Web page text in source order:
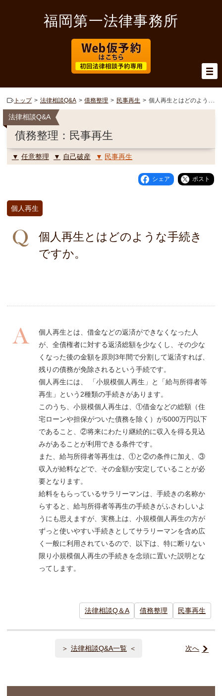
福岡第一法律事務所
トップ 法律相談Q&A 債務整理 民事再生 個人再生とはどのような手続きですか。
法律相談Q&A
債務整理：民事再生
任意整理 自己破産 民事再生
シェア ポスト
個人再生
個人再生とはどのような手続き
ですか。
個人再生とは、借金などの返済ができなくなった人
が、全債権者に対する返済総額を少なくし、その少な
くなった後の金額を原則3年間で分割して返済すれば、
残りの債務が免除されるという手続です。
個人再生には、 「小規模個人再生」と「給与所得者等
再生」という2種類の手続きがあります。
このうち、小規模個人再生は、①借金などの総額（住
宅ローンや担保がついた債務を除く）が5000万円以下
であること、②将来にわたり継続的に収入を得る見込
みがあることが利用できる条件です。
また、給与所得者等再生は、①と②の条件に加え、③
収入が給料などで、その金額が安定していることが必
要となります。
給料をもらっているサラリーマンは、手続きの名称か
らすると、給与所得者等再生の手続きがふさわしいよ
うにも思えますが、実務上は、小規模個人再生の方が
ずっと使いやすい手続きとしてサラリーマンを含め広
く一般に利用されているので、以下は、特に断りない
限り小規模個人再生の手続きを念頭に置いた説明とな
ってします。
法律相談Q＆A 債務整理 民事再生
法律相談Q&A一覧 次へ